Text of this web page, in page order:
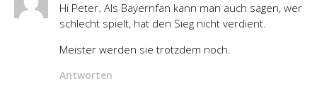
Hi Peter. Als Bayernfan kann man auch sagen, wer
schlecht spielt, hat den Sieg nicht verdient.
Meister werden sie trotzdem noch.
Antworten